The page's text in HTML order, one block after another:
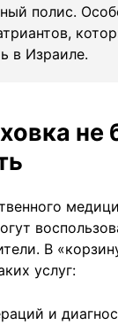
полис.
в Израиле.
не
В
услуг:
и